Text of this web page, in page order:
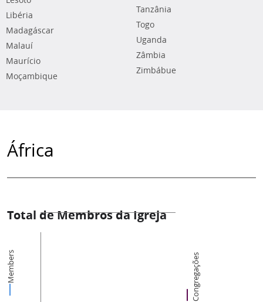
Libéria
Madagáscar
Malauí
Maurício
Moçambique
Tanzânia
Togo
Uganda
Zâmbia
Zimbábue
África
Total de Membros da Igreja
Members Congregações